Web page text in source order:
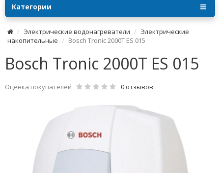
Категории
Электрические водонагреватели
Электрические
накопительные
Bosch Tronic 2000T ES 015
Bosch Tronic 2000T ES 015
Оценка покупателей 0 отзывов